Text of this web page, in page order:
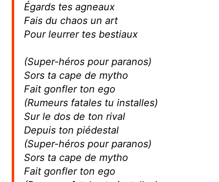
Égards tes agneaux
Fais du chaos un art
Pour leurrer tes bestiaux
(Super-héros pour paranos)
Sors ta cape de mytho
Fait gonfler ton ego
(Rumeurs fatales tu installes)
Sur le dos de ton rival
Depuis ton piédestal
(Super-héros pour paranos)
Sors ta cape de mytho
Fait gonfler ton ego